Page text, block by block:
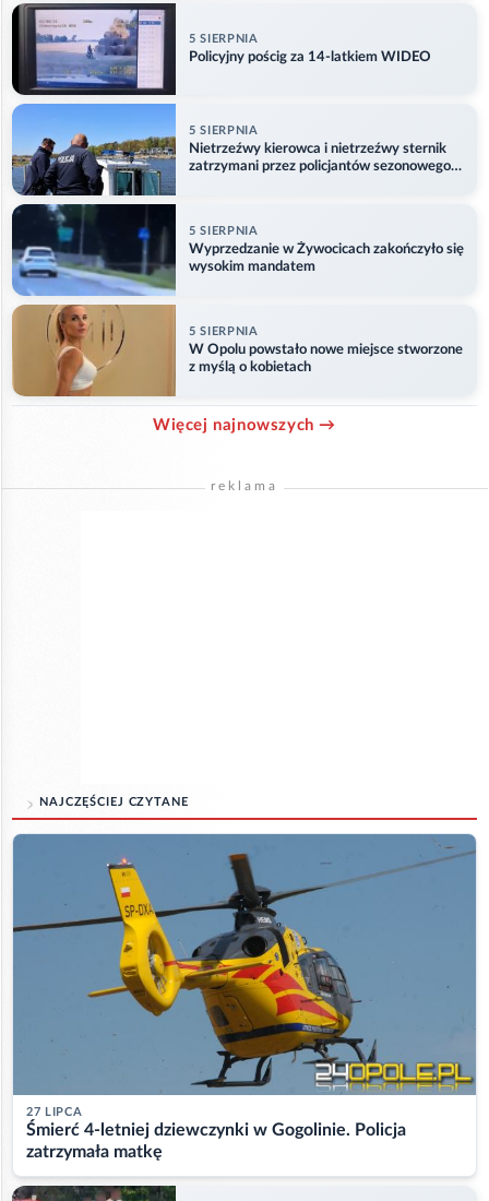
5 SIERPNIA
Policyjny pościg za 14-latkiem WIDEO
5 SIERPNIA
Nietrzeźwy kierowca i nietrzeźwy sternik
zatrzymani przez policjantów sezonowego
5 SIERPNIA
Wyprzedzanie w Żywocicach zakończyło się
wysokim mandatem
5 SIERPNIA
W Opolu powstało nowe miejsce stworzone
z myślą o kobietach
Więcej najnowszych →
reklama
NAJCZĘŚCIEJ CZYTANE
27 LIPCA
Śmierć 4-letniej dziewczynki w Gogolinie. Policja
zatrzymała matkę